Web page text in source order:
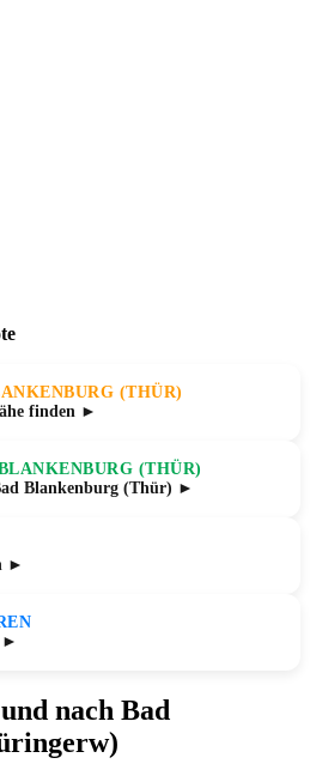
(THÜR)
finden ►
(THÜR)
Blankenburg (Thür) ►
►
►
nach Bad